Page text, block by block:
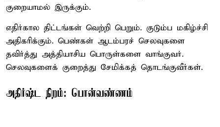
குறையாமல் இருக்கும்.
எதிர்கால திட்டங்கள் வெற்றி பெறும். குடும்ப மகிழ்ச்சி
அதிகரிக்கும். பெண்கள் ஆடம்பரச் செலவுகளை
தவிர்த்து அத்தியாசிய பொருள்களை வாங்குவர்.
செலவுகளைக் குறைத்து சேமிக்கத் தொடங்குவீர்கள்.
அதிர்ஷ்ட நிறம்: பொன்வண்ணம்